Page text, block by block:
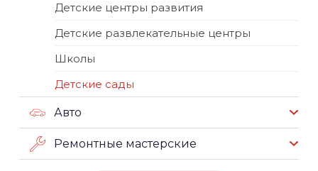
Детские центры развития
Детские развлекательные центры
Школы
Детские сады
Авто
Ремонтные мастерские